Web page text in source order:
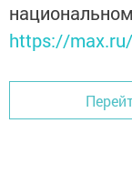
https://